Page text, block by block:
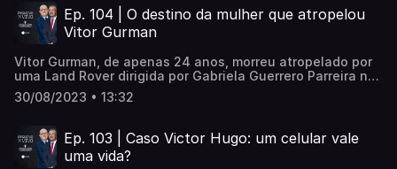
duas teriam um namorado em comum. Renato Lombardi e
Percival de Souza relembram o caso e analisam as
reviravoltas na investigação.
Ep. 104 | O destino da mulher que atropelou
Vitor Gurman
Vitor Gurman, de apenas 24 anos, morreu atropelado por
uma Land Rover dirigida por Gabriela Guerrero Parreira na
Vila Madalena. Gabriela estava comprovadamente
alcoolizada ao volante quando atropelou Vitor, que
ano, o Tribunal de Justiça de São Paulo reduziu de três
para dois anos a pena de Gabriela, condenada em 2011
pelo atropelamento e morte de Vitor Gurman.
30/08/2023 • 13:32
Ep. 103 | Caso Victor Hugo: um celular vale
uma vida?